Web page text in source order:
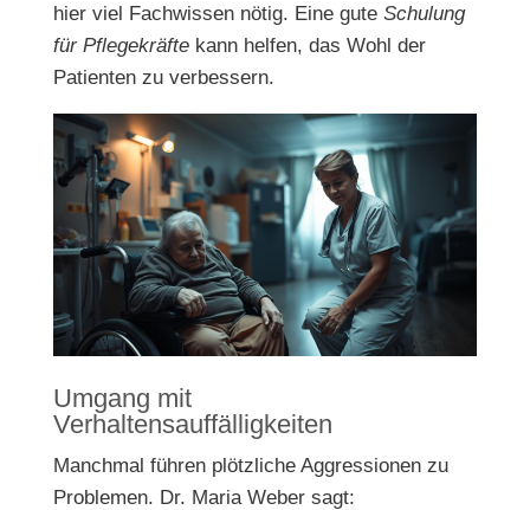
hier viel Fachwissen nötig. Eine gute Schulung
für Pflegekräftekann helfen, das Wohl der
Patienten zu verbessern.
Umgang mit
Verhaltensauffälligkeiten
Manchmal führen plötzliche Aggressionen zu
Problemen. Dr. Maria Weber sagt: